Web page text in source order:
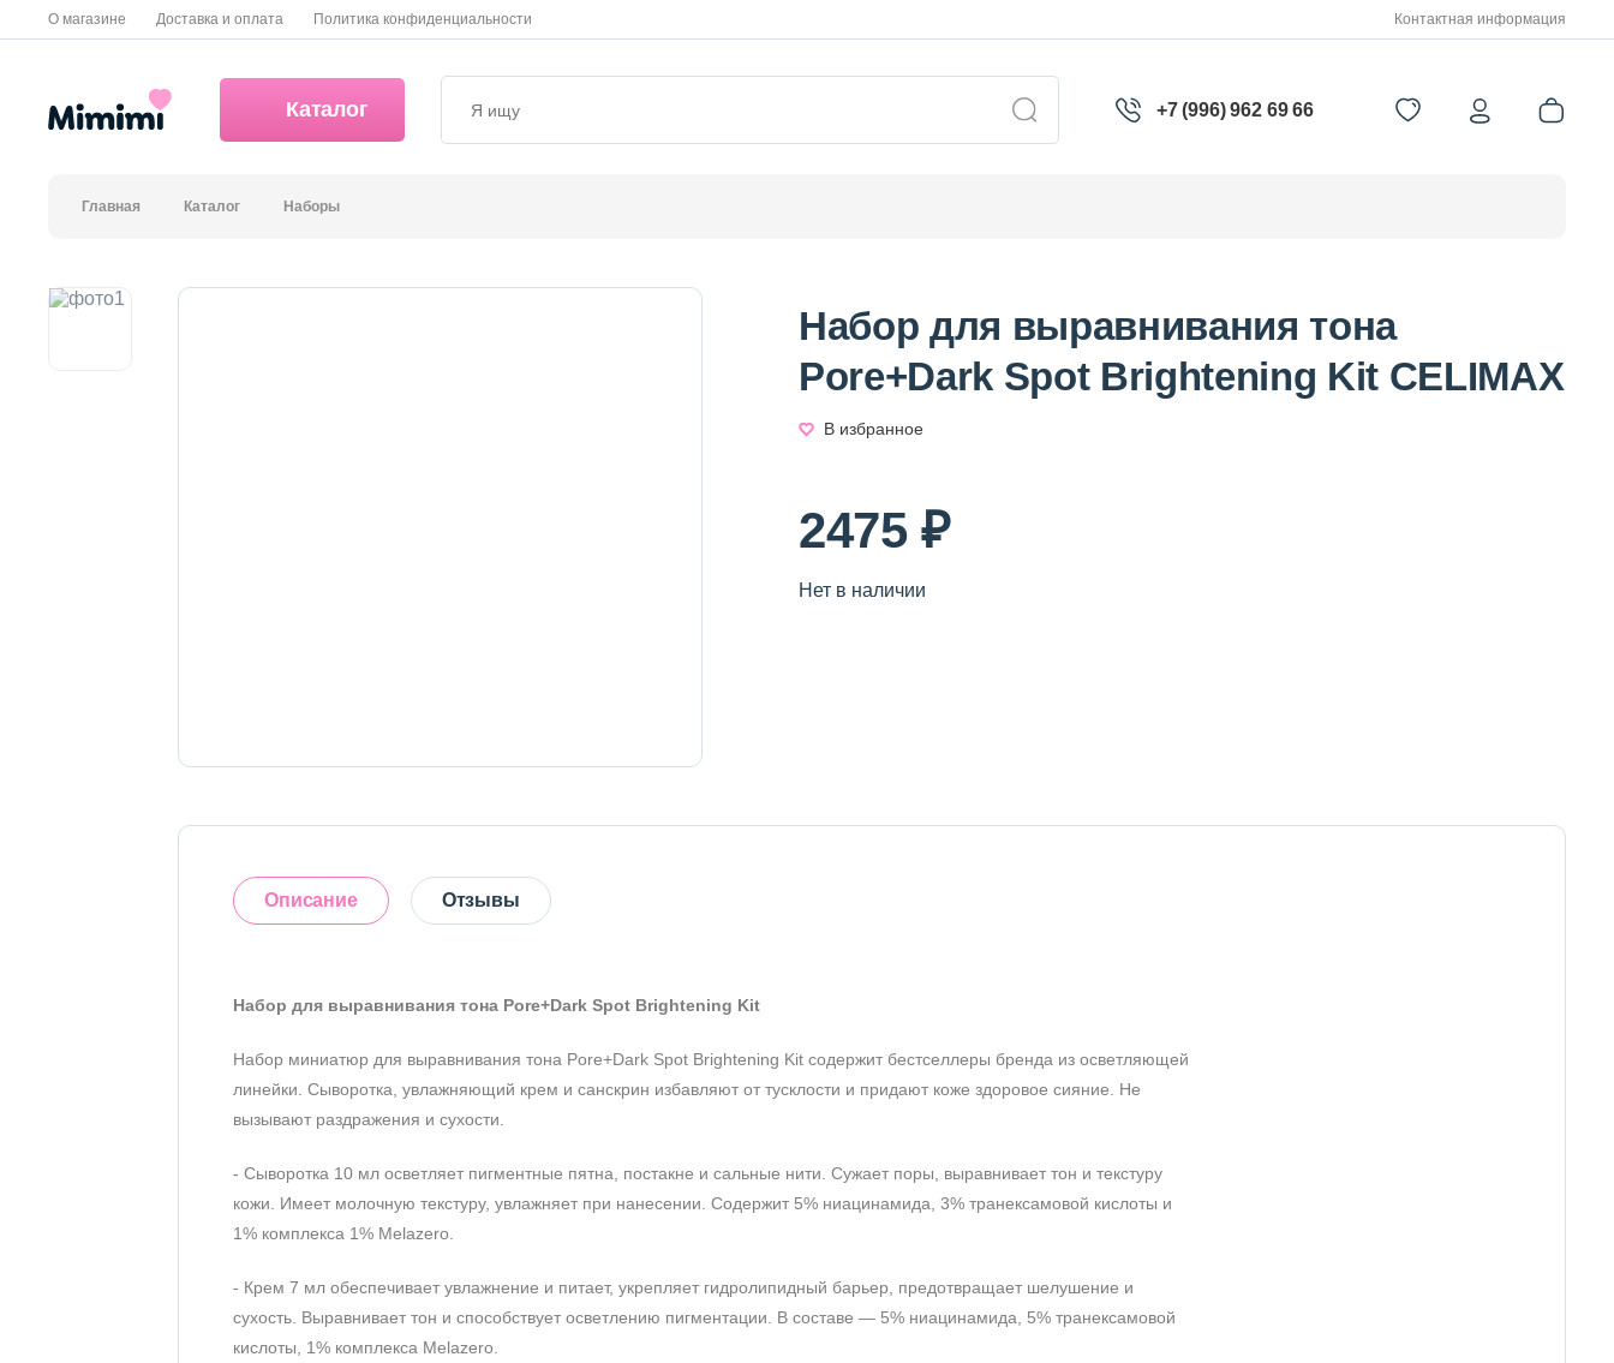
О магазине Доставка и оплата Политика конфиденциальности Контактная информация
Каталог +7 (996) 962 69 66
Главная Каталог Наборы
Набор для выравнивания тона
Pore+Dark Spot Brightening Kit CELIMAX
В избранное
2475 ₽
Нет в наличии
Описание Отзывы
Набор для выравнивания тона Pore+Dark Spot Brightening Kit
Набор миниатюр для выравнивания тона Pore+Dark Spot Brightening Kit содержит бестселлеры бренда из осветляющей
линейки. Сыворотка, увлажняющий крем и санскрин избавляют от тусклости и придают коже здоровое сияние. Не
вызывают раздражения и сухости.
- Сыворотка 10 мл осветляет пигментные пятна, постакне и сальные нити. Сужает поры, выравнивает тон и текстуру
кожи. Имеет молочную текстуру, увлажняет при нанесении. Содержит 5% ниацинамида, 3% транексамовой кислоты и
1% комплекса 1% Melazero.
- Крем 7 мл обеспечивает увлажнение и питает, укрепляет гидролипидный барьер, предотвращает шелушение и
сухость. Выравнивает тон и способствует осветлению пигментации. В составе — 5% ниацинамида, 5% транексамовой
кислоты, 1% комплекса Melazero.
Оставить отзыв